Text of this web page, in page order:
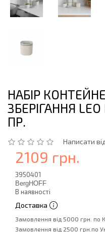
НАБІР
ЗБЕРІГАННЯ
ПР.
Написати
2109 грн.
3950401
BergHOFF
В наявності
Доставка
Замовлення від 5000 грн. по
Замовлення від 2500 грн.по